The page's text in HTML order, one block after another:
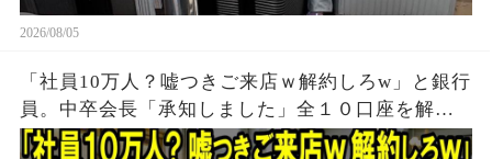
2026/08/05
「社員10万人？嘘つきご来店ｗ解約しろw」と銀行
員。中卒会長「承知しました」全１０口座を解約
し支店が閉鎖